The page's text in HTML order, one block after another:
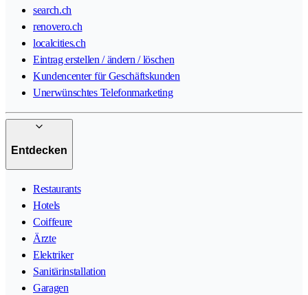
search.ch
renovero.ch
localcities.ch
Eintrag erstellen / ändern / löschen
Kundencenter für Geschäftskunden
Unerwünschtes Telefonmarketing
Entdecken
Restaurants
Hotels
Coiffeure
Ärzte
Elektriker
Sanitärinstallation
Garagen